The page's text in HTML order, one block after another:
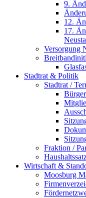
9.
12.
17.
Versorgung
Stadtrat & Politik
Stadtrat /
Fraktion /
Wirtschaft &
Moosburg